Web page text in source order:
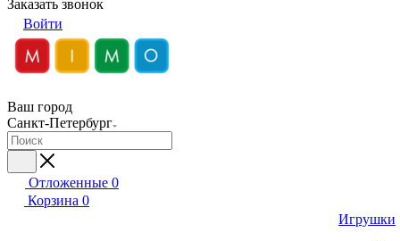
Заказать звонок
Войти
Ваш город
Санкт-Петербург
Отложенные 0
Корзина 0
Игрушки